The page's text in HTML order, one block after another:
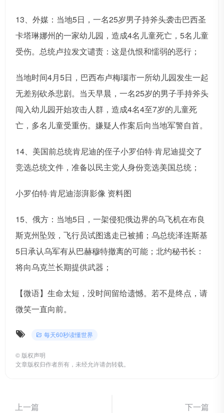
13、外媒：当地5日，一名25岁男子持斧头袭击巴西圣
卡塔琳娜州的一家幼儿园，造成4名儿童死亡，5名儿童
受伤。总统卢拉发文谴责：这是仇恨和懦弱的恶行；
当地时间4月5日，巴西布卢梅瑙市一所幼儿园发生一起
无差别砍杀悲剧。当天早晨，一名25岁的男子手持斧头
闯入幼儿园开始攻击人群，造成4名4至7岁的儿童死
亡，多名儿童受重伤。嫌疑人作案后向当地军警自首。
14、美国前总统肯尼迪的侄子小罗伯特·肯尼迪提交了
竞选总统文件，准备以民主党人身份竞选美国总统；
小罗伯特·肯尼迪澎湃影像 资料图
15、俄方：当地5日，一架侵犯俄边界的乌飞机在布良
斯克州坠毁，飞行员试图逃走已被捕；乌总统泽连斯基
5日承认乌军有从巴赫穆特撤离的可能；北约秘书长：
将向乌克兰长期提供武器；
【微语】生命太短，没时间留给遗憾。若不是终点，请
微笑一直向前。
每天60秒读懂世界
© 版权声明
文章版权归作者所有，未经允许请勿转载。
上一篇 下一篇